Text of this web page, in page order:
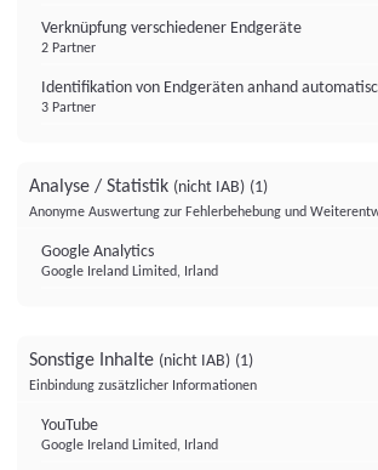
Verknüpfung verschiedener Endgeräte
2 Partner
Identifikation von Endgeräten anhand
3 Partner
Analyse / Statistik (nicht IAB) (1)
Anonyme Auswertung zur Fehlerbehebung und
Google Analytics
Google Ireland Limited, Irland
Sonstige Inhalte (nicht IAB) (1)
Einbindung zusätzlicher Informationen
YouTube
Google Ireland Limited, Irland